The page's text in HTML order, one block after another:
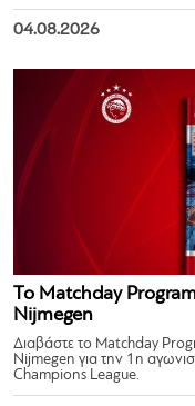
04.08.2026
Το Matchday
Nijmegen
Διαβάστε το Matchday
Nijmegen για την 1η
Champions League.